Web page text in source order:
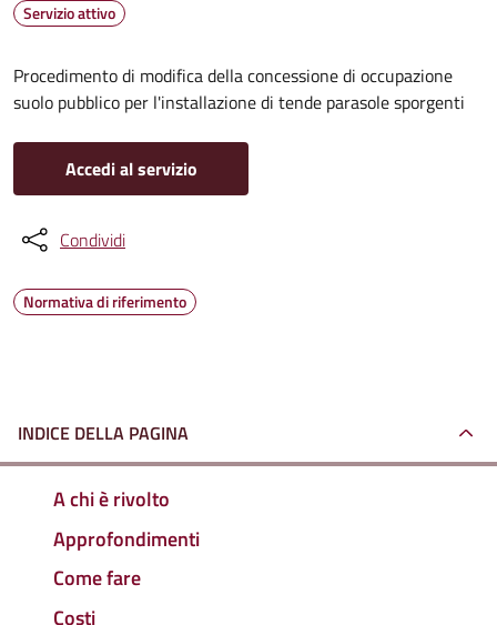
Servizio attivo
Procedimento di modifica della concessione di occupazione
suolo pubblico per l'installazione di tende parasole sporgenti
Accedi al servizio
Condividi
Normativa di riferimento
INDICE DELLA PAGINA
A chi è rivolto
Approfondimenti
Come fare
Costi